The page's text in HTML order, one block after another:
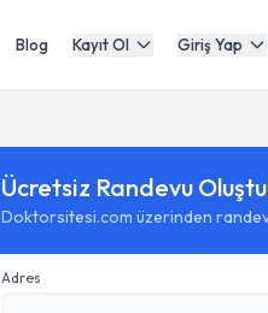
Blog Kayıt Ol Giriş Yap
Ücretsiz Randevu
Doktorsitesi.com üzerinden
Adres